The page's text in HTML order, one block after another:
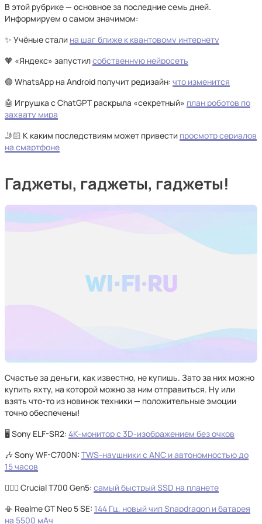
В этой рубрике — основное за последние семь дней.
Информируем о самом значимом:
✨ Учёные стали на шаг ближе к квантовому интернету
🧡 «Яндекс» запустилсобственную нейросеть
🟢 WhatsApp на Android получит редизайн: что изменится
🤖 Игрушка с ChatGPT раскрыла «секретный» план роботов по
захвату мира
🤳🏻 К каким последствиям может привести просмотр сериалов
на смартфоне
Гаджеты, гаджеты, гаджеты!
Счастье за деньги, как известно, не купишь. Зато за них можно
купить яхту, на которой можно за ним отправиться. Ну или
взять что-то из новинок техники — положительные эмоции
точно обеспечены!
🖥️ Sony ELF-SR2: 4K-монитор с 3D-изображением без очков
🎶 Sony WF-C700N: TWS-наушники с ANC и автономностью до
15 часов
🏃🏻‍♂️ Crucial T700 Gen5: самый быстрый SSD на планете
📳 Realme GT Neo 5 SE: 144 Гц, новый чип Snapdragon и батарея
на 5500 мАч